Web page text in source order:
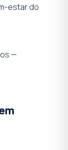
estar do
—